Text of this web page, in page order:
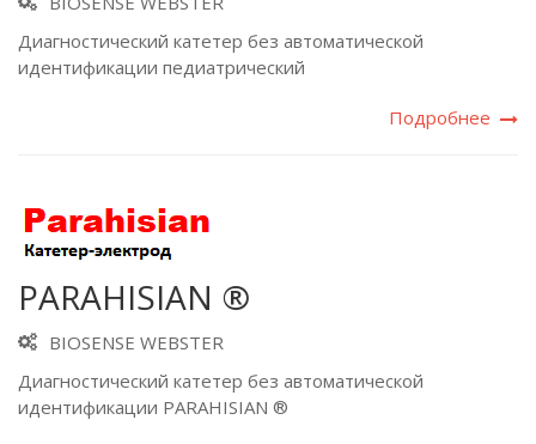
Диагностический катетер без автоматической
идентификации педиатрический
Подробнее
PARAHISIAN ®
BIOSENSE WEBSTER
Диагностический катетер без автоматической
идентификации PARAHISIAN ®